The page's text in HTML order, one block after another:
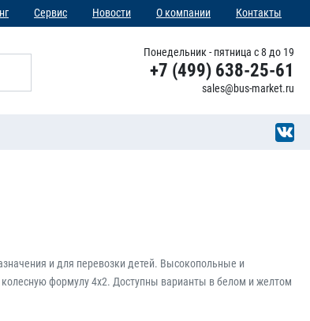
Сервис Новости О компании Контакты
Понедельник - пятница с 8 до 19
+7 (499) 638-25-61
sales@bus-market.ru
и для перевозки детей. Высокопольные и
формулу 4х2. Доступны варианты в белом и желтом